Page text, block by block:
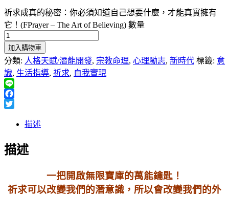
祈求成真的秘密：你必須知道自己想要什麼，才能真實擁有
它！(FPrayer – The Art of Believing) 數量
加入購物車
分類: 人格天賦/潛能開發, 宗教命理, 心理勵志, 新時代 標籤: 意
識, 生活指導, 祈求, 自我實現
Line
Facebook
描述
描述
一把開啟無限寶庫的萬能鑰匙！
祈求可以改變我們的潛意識，所以會改變我們的外